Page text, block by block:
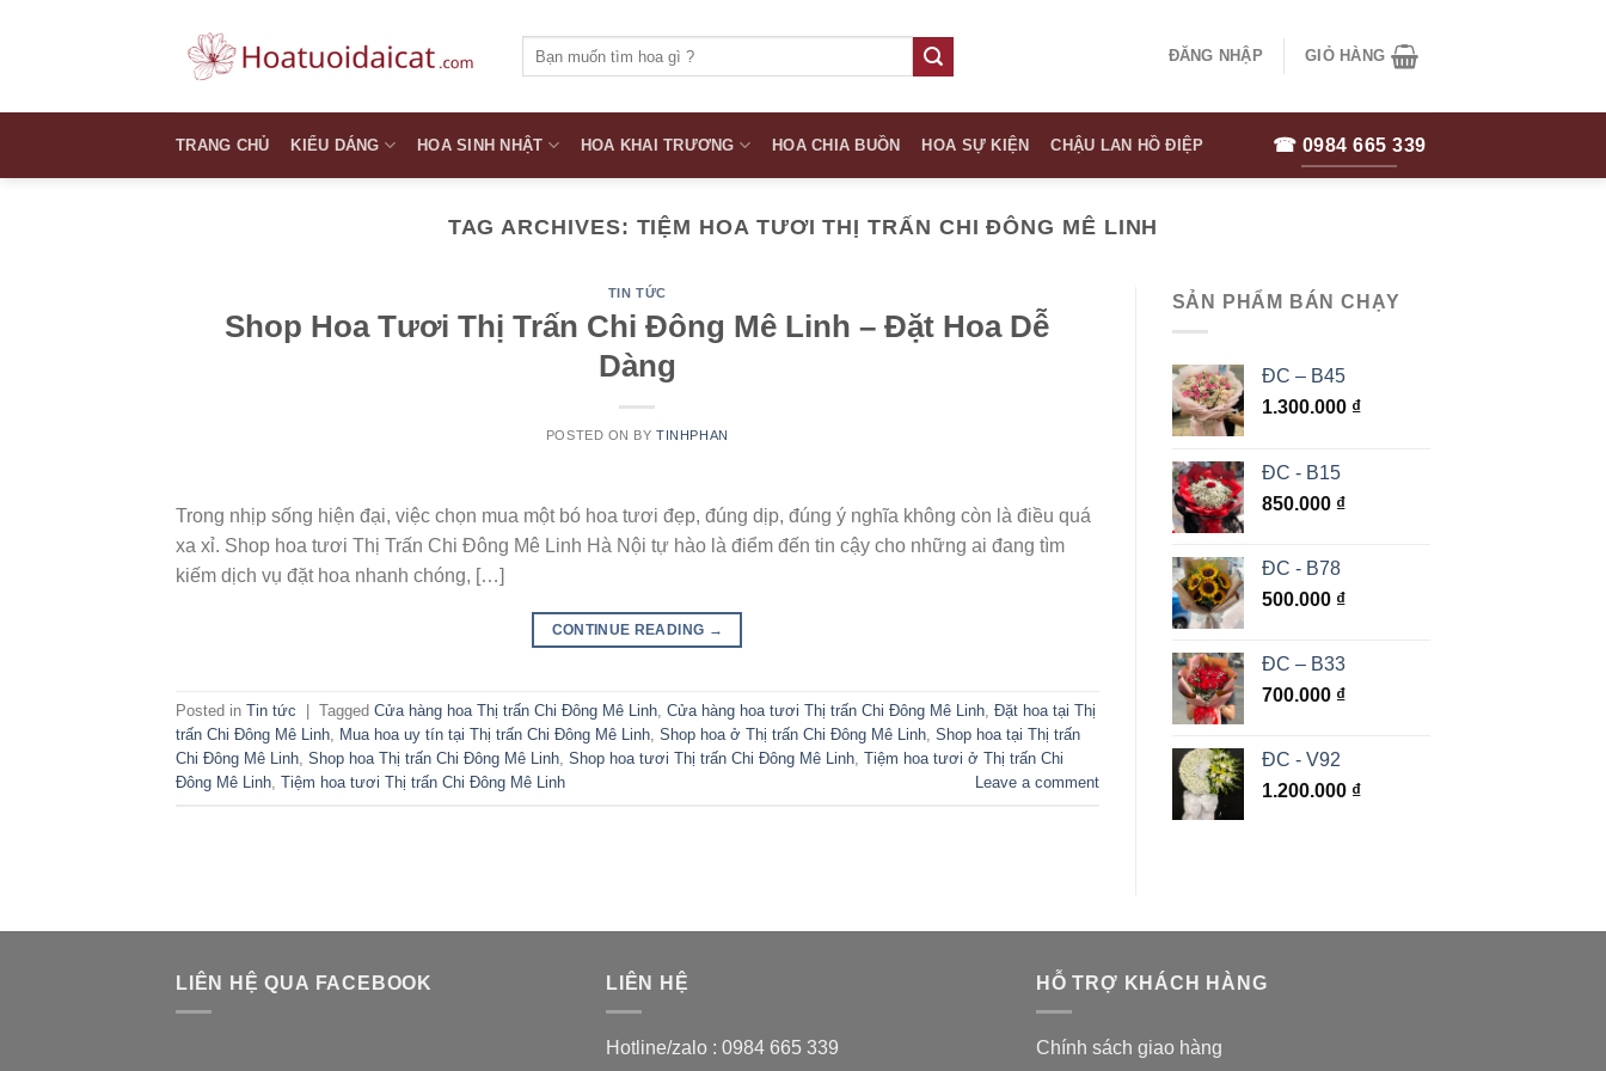
kiếm:
ĐĂNG NHẬP GIỎ HÀNG
TRANG CHỦ KIỂU DÁNG HOA SINH NHẬT HOA KHAI TRƯƠNG HOA CHIA BUỒN HOA SỰ KIỆN CHẬU LAN HỒ ĐIỆP ☎ 0984 665 339
TAG ARCHIVES: TIỆM HOA TƯƠI THỊ TRẤN CHI ĐÔNG MÊ LINH
TIN TỨC
Shop Hoa Tươi Thị Trấn Chi Đông Mê Linh – Đặt Hoa Dễ
Dàng
POSTED ON BYTINHPHAN
Trong nhịp sống hiện đại, việc chọn mua một bó hoa tươi đẹp, đúng dịp, đúng ý nghĩa không còn là điều quá
xa xỉ. Shop hoa tươi Thị Trấn Chi Đông Mê Linh Hà Nội tự hào là điểm đến tin cậy cho những ai đang tìm
kiếm dịch vụ đặt hoa nhanh chóng, […]
CONTINUE READING →
Posted in Tin tức Tagged Cửa hàng hoa Thị trấn Chi Đông Mê Linh, Cửa hàng hoa tươi Thị trấn Chi Đông Mê Linh, Đặt hoa tại Thị
trấn Chi Đông Mê Linh, Mua hoa uy tín tại Thị trấn Chi Đông Mê Linh, Shop hoa ở Thị trấn Chi Đông Mê Linh, Shop hoa tại Thị trấn
Chi Đông Mê Linh, Shop hoa Thị trấn Chi Đông Mê Linh, Shop hoa tươi Thị trấn Chi Đông Mê Linh, Tiệm hoa tươi ở Thị trấn Chi
Đông Mê Linh, Tiệm hoa tươi Thị trấn Chi Đông Mê Linh Leave a comment
SẢN PHẨM BÁN CHẠY
ĐC – B45
1.300.000 ₫
ĐC - B15
850.000 ₫
ĐC - B78
500.000 ₫
ĐC – B33
700.000 ₫
ĐC - V92
1.200.000 ₫
LIÊN HỆ QUA FACEBOOK LIÊN HỆ
Hotline/zalo : 0984 665 339
HỖ TRỢ KHÁCH HÀNG
Chính sách giao hàng